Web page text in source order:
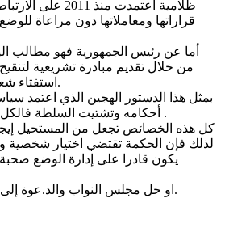
ظلامية اعتمدت منذ
قراراتها ومعاملاتها دون مراعاة
أما عن رئيس الجمهورية فهو مطالب
من خلال تقديم مبادرة تشريعية لتنقيح
استفتاء شعبي على النظام السياسي.
بمثل هذا الدستور الهجين الذي اعتمد
أحكامه وتشتيت السلطة فالكل يحكم والكل غير مسؤول .
كل هذه الخصائص تجعل من المستحيل
لذلك فإن الحكمة تقتضي اختيار شخصية
يكون قادرا على إدارة الوضع
او حل مجلس النواب والد.عوة إلى انتخابات تشريعية مبكر.ة.